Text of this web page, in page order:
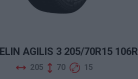
AGILIS 3 205/70R15 106R
205 70 15